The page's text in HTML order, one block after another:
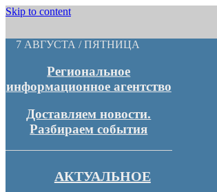
Skip to content
7 АВГУСТА / ПЯТНИЦА
Региональное
информационное агентство
Доставляем новости.
Разбираем события
АКТУАЛЬНОЕ